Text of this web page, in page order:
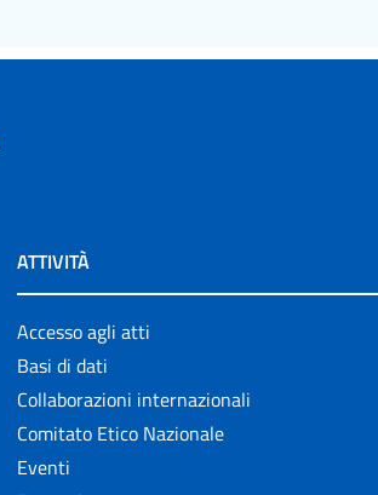
ATTIVITÀ
Accesso agli atti
Basi di dati
Collaborazioni internazionali
Comitato Etico Nazionale
Eventi